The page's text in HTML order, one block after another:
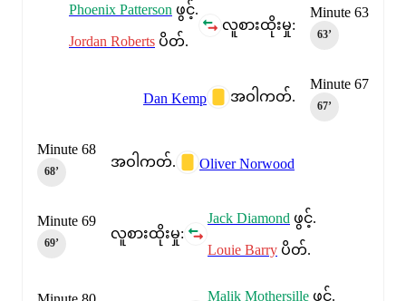
Minute 63
63‎’‎
လူစားထိုးမှု:
Phoenix Patterson ဖွင့်.
Jordan Roberts ပိတ်.
Minute 67
67‎’‎
အဝါကတ်.
Dan Kemp
အဝါကတ်. Oliver Norwood
Minute 68
68‎’‎
လူစားထိုးမှု:
Jack Diamond ဖွင့်.
Louie Barry ပိတ်.
Minute 69
69‎’‎
Malik Mothersille ဖွင့်.